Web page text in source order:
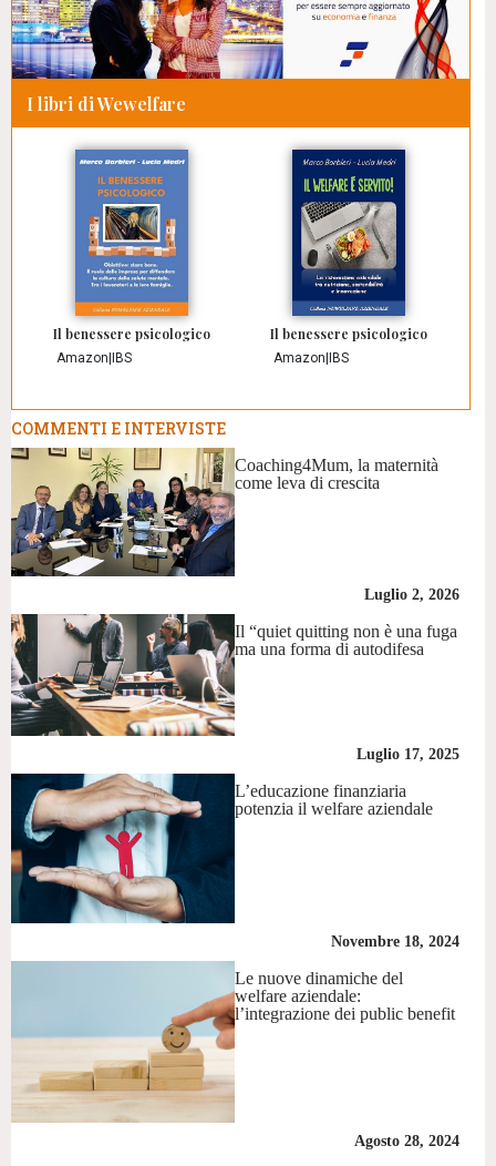
I libri di Wewelfare
Il benessere psicologico
Amazon IBS
Il benessere psicologico
Amazon IBS
COMMENTI E INTERVISTE
Coaching4Mum, la maternità
come leva di crescita
Luglio 2, 2026
Il “quiet quitting non è una fuga
ma una forma di autodifesa
Luglio 17, 2025
L’educazione finanziaria
potenzia il welfare aziendale
Novembre 18, 2024
Le nuove dinamiche del
welfare aziendale:
l’integrazione dei public benefit
Agosto 28, 2024